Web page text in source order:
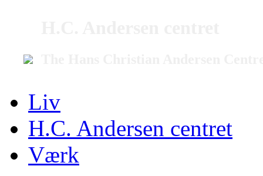
Liv
H.C. Andersen centret
Værk